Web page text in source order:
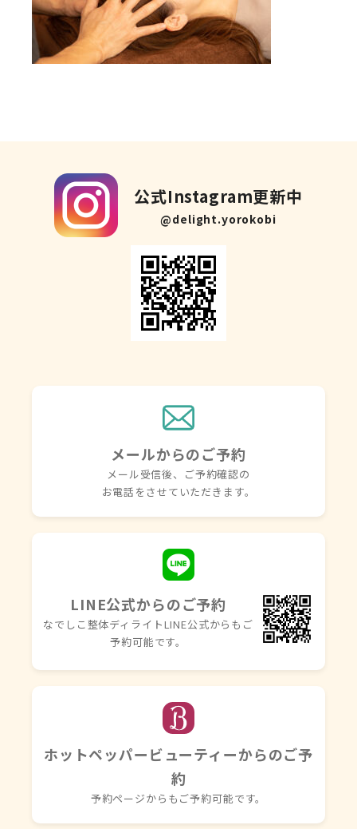
公式Instagram更新中
@delight.yorokobi
メールからのご予約
メール受信後、ご予約確認の
お電話をさせていただきます。
LINE公式からのご予約
なでしこ整体ディライトLINE公式からもご
予約可能です。
ホットペッパービューティーからのご予
約
予約ページからもご予約可能です。